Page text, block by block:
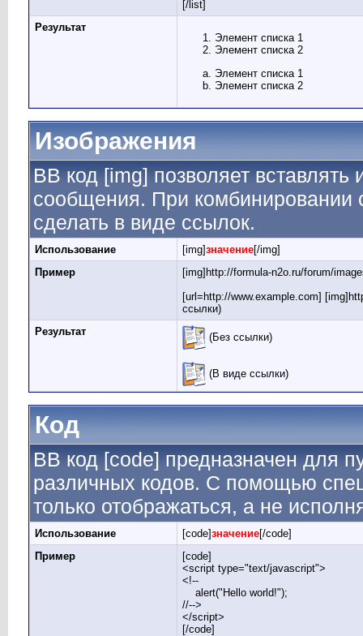
[/list]
Результат
Элемент списка 1
Элемент списка 2
Элемент списка 1
Элемент списка 2
Изображения
BB код [img] позволяет
сообщения. При комбинировании
сделать в виде ссылок.
Использование [img]значение[/img]
Пример
[img]http://formula-n2o.ru/forum/
[url=http://www.example.com]
ссылки)
Результат
(Без ссылки)
(В виде ссылки)
Код
BB код [code] предназначен для
различных кодов. С помощью
только отображаться, а не
Использование [code]значение[/code]
Пример
[code]
<script type="text/javascript">
<!--
alert("Hello world!");
//-->
</script>
[/code]